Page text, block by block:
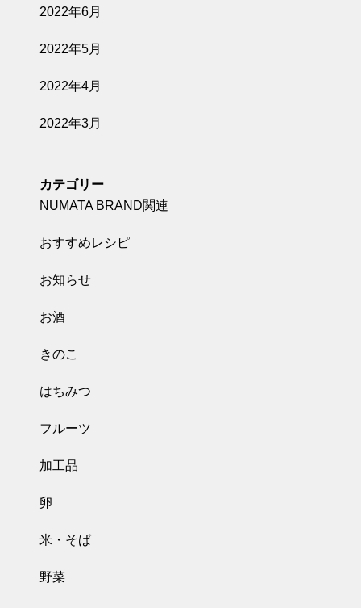
2022年6月
2022年5月
2022年4月
2022年3月
カテゴリー
NUMATA BRAND関連
おすすめレシピ
お知らせ
お酒
きのこ
はちみつ
フルーツ
加工品
卵
米・そば
野菜